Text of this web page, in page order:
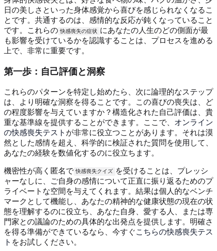
日の美しさといった身体感覚から喜びを感じられなくなるこ
とです。共通するのは、感情的な反応が鈍くなっていること
です。これらの 快感喪失の症状 にあなたの人生のどの側面が最
も影響を受けているかを認識することは、プロセスを進める
上で、非常に重要です。
第一歩：自己評価と洞察
これらのパターンを特定し始めたら、次に論理的なステップ
は、より明確な洞察を得ることです。この喜びの喪失は、ど
の程度影響を与えていますか？構造化された自己評価は、貴
重な基準線を提供することができます。ここで、 オンライン
の快感喪失テスト が非常に役立つことがあります。それは漠
然とした感情を超え、科学的に検証された質問を使用して、
あなたの経験を数値化するのに役立ちます。
機密性が高く匿名で 快感喪失クイズ を受けることは、プレッシ
ャーなしに、ご自身の感情について正直に振り返るためのプ
ライベートな空間を与えてくれます。結果は個人的なベンチ
マークとして機能し、あなたの精神的な健康状態の現在の状
態を理解するのに役立ち、あなた自身、愛する人、または専
門家との議論のための具体的な出発点を提供します。明確さ
を得る準備ができているなら、今すぐこちらの快感喪失テス
ト をお試しください。